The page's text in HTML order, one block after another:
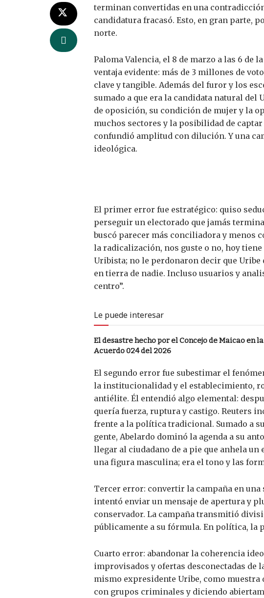
terminan convertidas en una
candidatura fracasó. Esto, en gran parte,
norte.
Paloma Valencia, el 8 de marzo a las 6 de
ventaja evidente: más de 3 millones de
clave y tangible. Además del furor y los
sumado a que era la candidata natural
de oposición, su condición de mujer y la
muchos sectores y la posibilidad de
confundió amplitud con dilución. Y una
ideológica.
El primer error fue estratégico: quiso
perseguir un electorado que jamás
buscó parecer más conciliadora y menos
la radicalización, nos guste o no, hoy
Uribista; no le perdonaron decir que Uribe
en tierra de nadie. Incluso usuarios y
centro”.
Le puede interesar
El desastre hecho por el Concejo de Maicao en
Acuerdo 024 del 2026
El segundo error fue subestimar el
la institucionalidad y el establecimiento,
antiélite. Él entendió algo elemental:
quería fuerza, ruptura y castigo. Reuters
frente a la política tradicional. Sumado a
gente, Abelardo dominó la agenda a su
llegar al ciudadano de a pie que anhela
una figura masculina; era el tono y las
Tercer error: convertir la campaña en
intentó enviar un mensaje de apertura y
conservador. La campaña transmitió
públicamente a su fórmula. En política, la
Cuarto error: abandonar la coherencia
improvisados y ofertas desconectadas
mismo expresidente Uribe, como
con grupos criminales y diciendo